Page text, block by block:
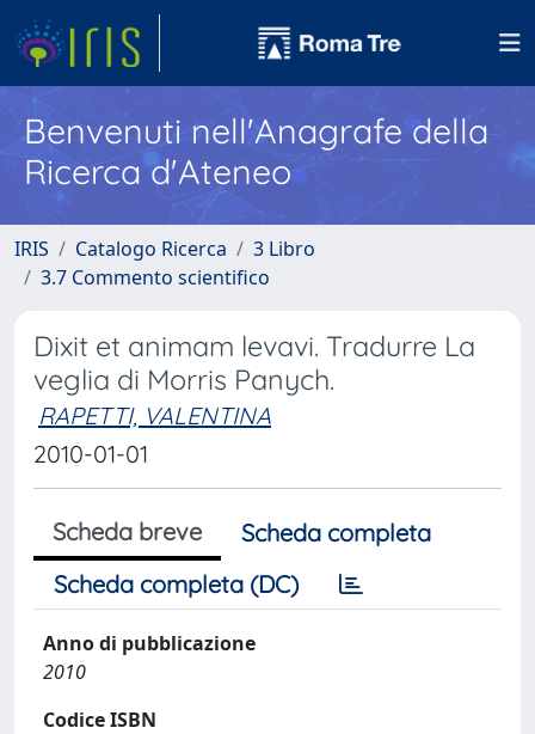
Benvenuti nell'Anagrafe della
Ricerca d'Ateneo
IRIS Catalogo Ricerca
3 Libro
3.7 Commento scientifico
Dixit et animam levavi. Tradurre La
veglia di Morris Panych.
RAPETTI, VALENTINA
2010-01-01
Scheda breve
Scheda completa
Scheda completa (DC)
Anno di pubblicazione
2010
Codice ISBN